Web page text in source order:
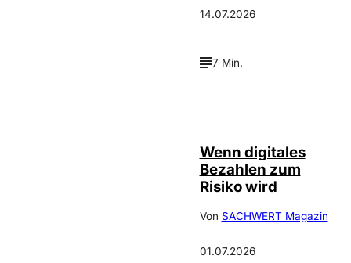
14.07.2026
7 Min.
Wenn digitales
Bezahlen zum
Risiko wird
Von SACHWERT Magazin
01.07.2026